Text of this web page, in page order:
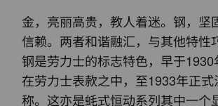
金，亮丽高贵，教人着迷。钢，坚
信赖。两者和谐融汇，与其他特性
钢是劳力士的标志特色，早于
在劳力士表款之中，至1933年正式
称。这亦是蚝式恒动系列其中一个